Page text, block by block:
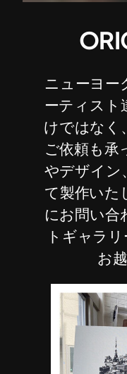
ニューヨー
ーティスト
けではなく
ご依頼も承
やデザイン
て製作いた
にお問い合
トギャラ
お